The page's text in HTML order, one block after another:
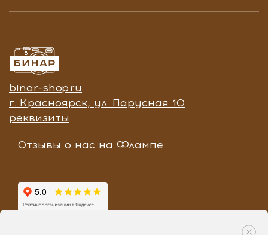
binar-shop.ru
г. Красноярск, ул. Парусная 10
реквизиты
Отзывы о нас на Флампе